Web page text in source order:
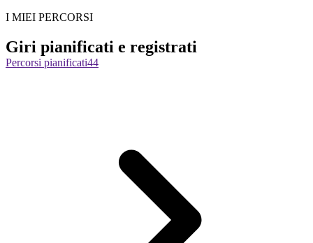
I MIEI PERCORSI
Giri pianificati e registrati
Percorsi pianificati44